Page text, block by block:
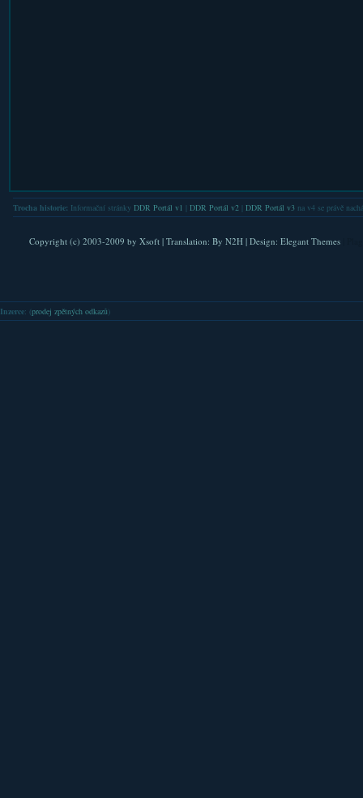
Trocha historie: Informační stránky DDR Portál v1 DDR Portál v2| DDR Portál v3na v4 se právě
Copyright (c) 2003-2009 by Xsoft| Translation: By N2H| Design: Elegant Themes
Inzerce: (prodej zpětných odkazů )